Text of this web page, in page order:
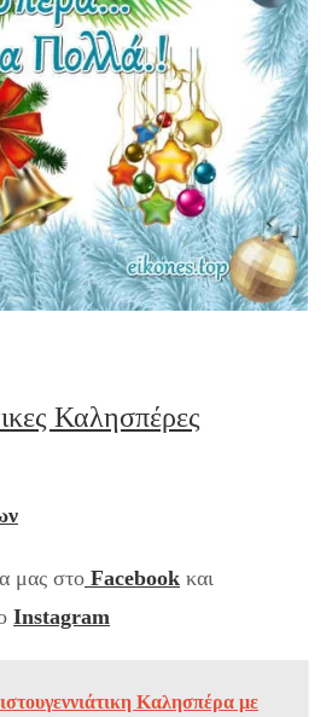
Καλησπέρες
μας στο Facebook και
Instagram
Καλησπέρα με